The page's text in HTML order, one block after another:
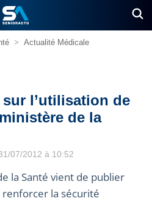
> Actualité Médicale
l’utilisation de
de la
07/2012 à 10:52
la Santé vient de publier
la sécurité